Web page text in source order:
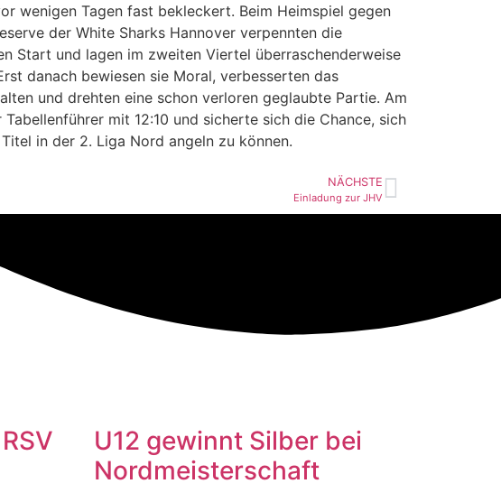
wenigen Tagen fast bekleckert. Beim Heimspiel gegen
der White Sharks Hannover verpennten die
Start und lagen im zweiten Viertel überraschenderweise
danach bewiesen sie Moral, verbesserten das
und drehten eine schon verloren geglaubte Partie. Am
Tabellenführer mit 12:10 und sicherte sich die Chance, sich
in der 2. Liga Nord angeln zu können.
NÄCHSTE
Einladung zur JHV
U12 gewinnt Silber bei
Nordmeisterschaft